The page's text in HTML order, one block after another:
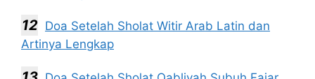
Doa Setelah Sholat Witir Arab Latin dan
Artinya Lengkap